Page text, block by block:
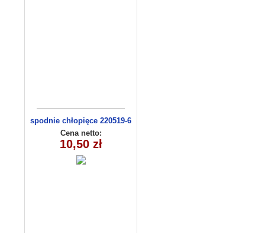
spodnie chłopięce 220519-6
(1- 4) 4 szt
Cena netto:
10,50 zł